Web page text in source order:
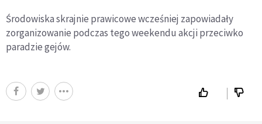
Środowiska skrajnie prawicowe wcześniej zapowiadały
zorganizowanie podczas tego weekendu akcji przeciwko
paradzie gejów.